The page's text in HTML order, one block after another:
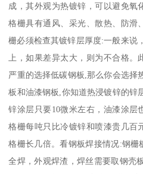
成，其外观为热镀锌，可以避免氧
格栅具有通风、采光、散热、防滑
栅必须检查其镀锌层厚度:一般来说
上，如果差异太大，则为不合格
严重的选择低碳钢板,那么你会选择
板和油漆钢板,你知道热浸镀锌的锌
锌涂层只要10微米左右，油漆涂层
格栅每吨只比冷镀锌和喷漆贵几百
格栅长几倍。看钢板焊接情况:钢
全焊，外观焊渣，焊丝需要取钢壳